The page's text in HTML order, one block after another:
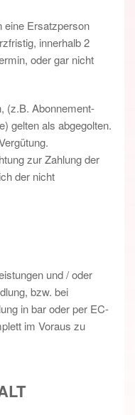
eine Ersatzperson
innerhalb 2
oder gar nicht
(z.B. Abonnement-
gelten als abgegolten.
zur Zahlung der
der nicht
und / oder
bzw. bei
in bar oder per EC-
im Voraus zu